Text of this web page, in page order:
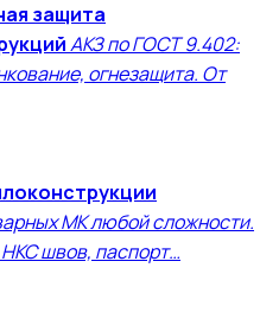
защита
АКЗ по ГОСТ 9.402:
огнезащита. От
МК любой сложности.
швов, паспорт…